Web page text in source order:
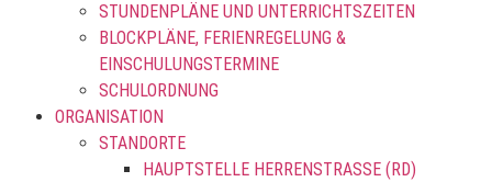
STUNDENPLÄNE UND UNTERRICHTSZEITEN
BLOCKPLÄNE, FERIENREGELUNG &
EINSCHULUNGSTERMINE
SCHULORDNUNG
ORGANISATION
STANDORTE
HAUPTSTELLE HERRENSTRASSE (RD)